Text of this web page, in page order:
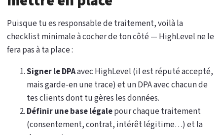
Puisque tu es responsable de traitement, voilà la
checklist minimale à cocher de ton côté — HighLevel ne le
fera pas à ta place :
Signer le DPAavec HighLevel (il est réputé accepté,
mais garde-en une trace) et un DPA avec chacun de
tes clients dont tu gères les données.
Définir une base légalepour chaque traitement
(consentement, contrat, intérêt légitime…) et la